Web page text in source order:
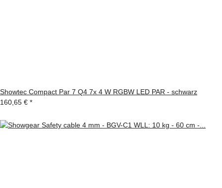
Showtec Compact Par 7 Q4 7x 4 W RGBW LED PAR - schwarz
160,65 € *